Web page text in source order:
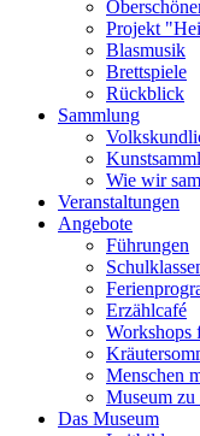
Projekt
Blasmusik
Brettspiele
Rückblick
Sammlung
Wie wir
Veranstaltungen
Angebote
Führungen
Erzählcafé
Workshops
Menschen
Museum zu
Das Museum